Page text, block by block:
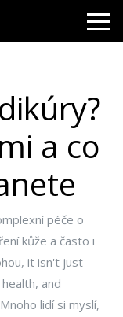
a co
péče o
kůže a často i
, it isn't just
and
Mnoho lidí si myslí,